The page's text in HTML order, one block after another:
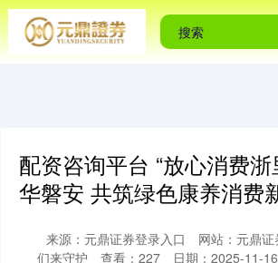
配资咨询平台 “放心消费浙
华磐安 共筑绿色康养消费
来源：元鼎证券登录入口
网站：元鼎
们来守护
查看：227 日期：2025-11-